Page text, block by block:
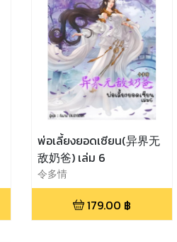
พ่อเลี้ยงยอดเซียน(异界无
敌奶爸) เล่ม 6
令多情
179.00 ฿